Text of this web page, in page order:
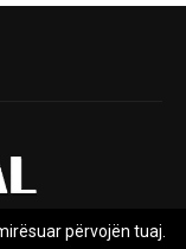
përvojën tuaj.